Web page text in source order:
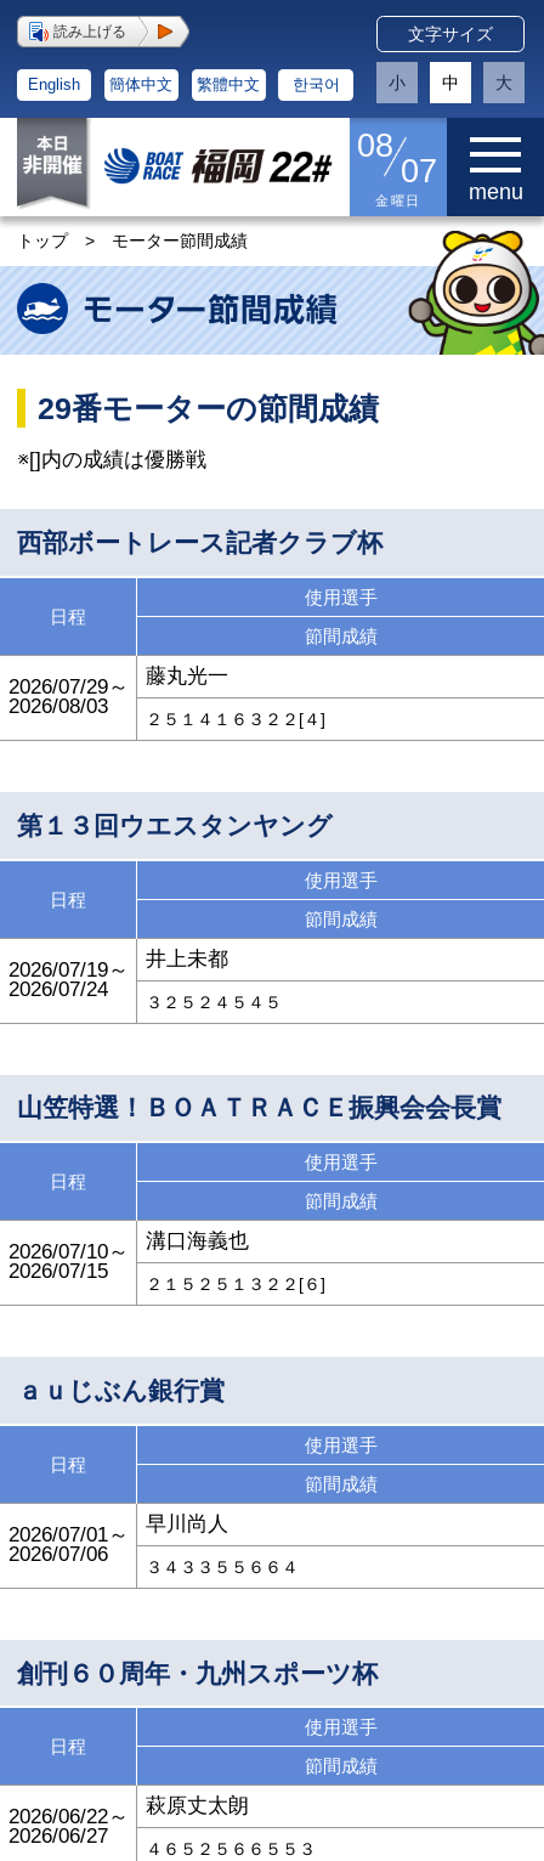
読み上げる
English 簡体中文 繁體中文 한국어
文字サイズ
小 中 大
08
07
金曜日 menu
トップ > モーター節間成績
29番モーターの節間成績
※[]内の成績は優勝戦
西部ボートレース記者クラブ杯
日程
使用選手
節間成績
2026/07/29～
2026/08/03
藤丸光一
２５１４１６３２２[４]
第１３回ウエスタンヤング
日程
使用選手
節間成績
2026/07/19～
2026/07/24
井上未都
３２５２４５４５
山笠特選！ＢＯＡＴＲＡＣＥ振興会会長賞
日程
使用選手
節間成績
2026/07/10～
2026/07/15
溝口海義也
２１５２５１３２２[６]
ａｕじぶん銀行賞
日程
使用選手
節間成績
2026/07/01～
2026/07/06
早川尚人
３４３３５５６６４
創刊６０周年・九州スポーツ杯
日程
使用選手
節間成績
2026/06/22～
2026/06/27
萩原丈太朗
４６５２５６６５５３